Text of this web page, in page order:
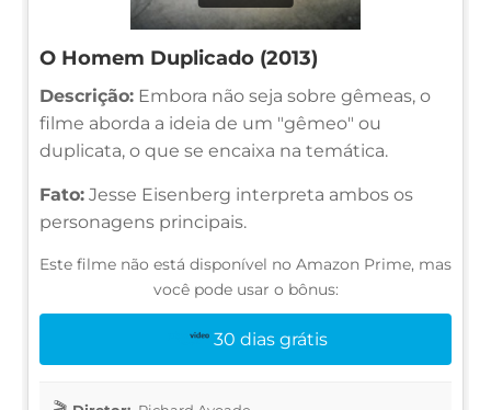
O Homem Duplicado (2013)
Descrição: Embora não seja sobre gêmeas, o
filme aborda a ideia de um "gêmeo" ou
duplicata, o que se encaixa na temática.
Fato: Jesse Eisenberg interpreta ambos os
personagens principais.
Este filme não está disponível no Amazon Prime, mas
você pode usar o bônus:
30 dias grátis